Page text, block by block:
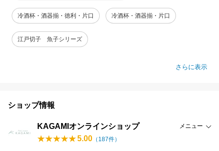
冷酒杯・酒器揃・徳利・片口 冷酒杯・酒器揃・片口
江戸切子 魚子シリーズ
さらに表示
ショップ情報
KAGAMIオンラインショップ メニュー
5.00 （ 187件）